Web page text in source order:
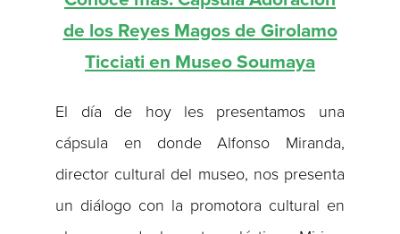
de los Reyes Magos de Girolamo
Ticciati en Museo Soumaya
El día de hoy les presentamos una
cápsula en donde Alfonso Miranda,
director cultural del museo, nos presenta
un diálogo con la promotora cultural en